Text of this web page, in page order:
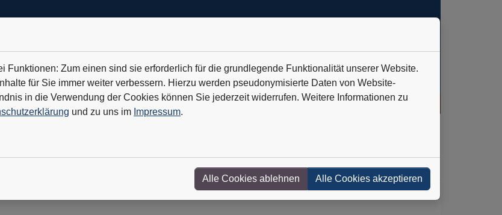
ist der Hoffnungsträger+++TKMS: Erfolg mit U-Booten+++ IVU Traffic Technologies AG: Verlässlich auf Kurs
Zum einen sind sie erforderlich für die grundlegende Funktionalität unserer Website.
für Sie immer weiter verbessern. Hierzu werden pseudonymisierte Daten von Website-
in die Verwendung der Cookies können Sie jederzeit widerrufen. Weitere Informationen zu
und zu uns im Impressum.
Alle Cookies ablehnen Alle Cookies akzeptieren